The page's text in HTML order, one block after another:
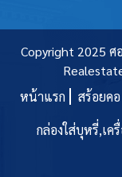
Copyright 2025 ศ
หน้าแรก
สร้อยคอ
กล่องใส่บุหรี่,เค